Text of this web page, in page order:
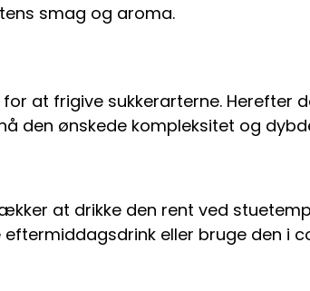
smag og aroma.
at frigive sukkerarterne. Herefter
den ønskede kompleksitet og
at drikke den rent ved
eller bruge den i